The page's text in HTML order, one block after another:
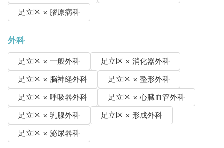
足立区 × 膠原病科
外科
足立区 × 一般外科
足立区 × 消化器外科
足立区 × 脳神経外科
足立区 × 整形外科
足立区 × 呼吸器外科
足立区 × 心臓血管外科
足立区 × 乳腺外科
足立区 × 形成外科
足立区 × 泌尿器科